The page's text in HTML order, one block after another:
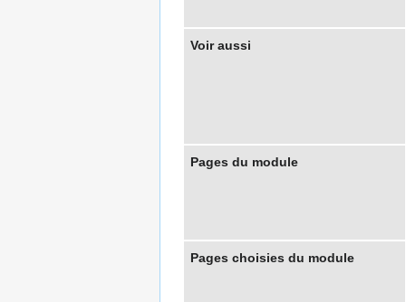
Voir aussi
Pages du module
Pages choisies du module